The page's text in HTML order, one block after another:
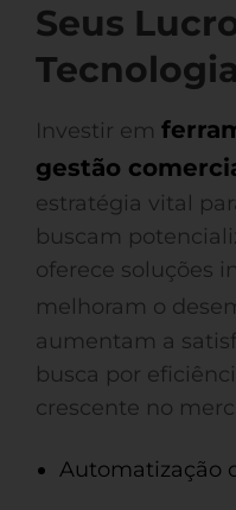
Seus
Investir em
gestão
estratégia vital
buscam
oferece soluções
melhoram o
aumentam a
busca por
crescente no
Automatização